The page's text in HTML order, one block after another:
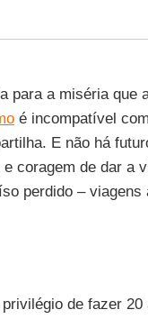
para a miséria que
é incompatível
E não há
coragem de dar a
perdido –
de fazer 20